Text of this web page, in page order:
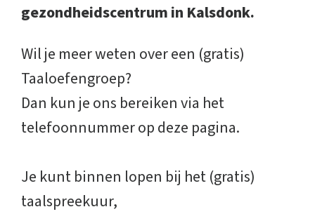
gezondheidscentrum in Kalsdonk.
Wil je meer weten over een (gratis)
Taaloefengroep?
Dan kun je ons bereiken via het
telefoonnummer op deze pagina.
Je kunt binnen lopen bij het (gratis)
taalspreekuur,